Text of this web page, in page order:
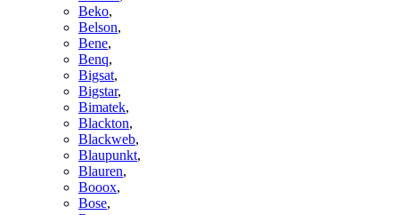
Beko,
Belson,
Bene,
Benq,
Bigsat,
Bigstar,
Bimatek,
Blackton,
Blackweb,
Blaupunkt,
Blauren,
Booox,
Bose,